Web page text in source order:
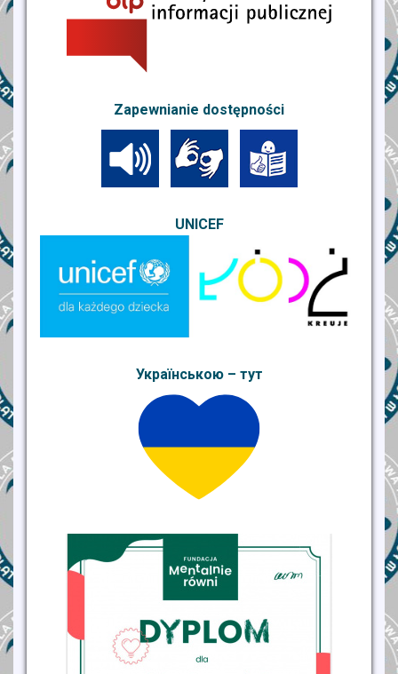
Zapewnianie dostępności
UNICEF
Українською – тут